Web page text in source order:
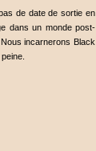
de date de sortie en
dans un monde post-
incarnerons Black